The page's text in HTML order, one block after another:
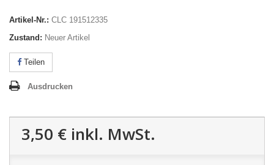
Artikel-Nr.: CLC 191512335
Zustand: Neuer Artikel
Teilen
Ausdrucken
3,50 € inkl. MwSt.